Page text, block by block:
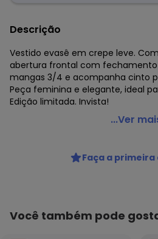
Descrição
Vestido evasê em crepe leve.
abertura frontal com
mangas 3/4 e acompanha cinto
Peça feminina e elegante, ideal
Edição limitada. Invista!
Malwee - Vestido Mídi Evasê em
Comprimento: Midi
Feito: Brasil
Cuidados para conservação do
...Ver
Faça a
Você também pode